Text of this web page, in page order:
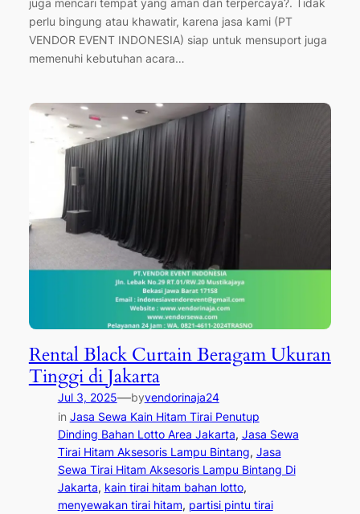
juga mencari tempat yang aman dan terpercaya?. Tidak
perlu bingung atau khawatir, karena jasa kami (PT
VENDOR EVENT INDONESIA) siap untuk mensuport juga
memenuhi kebutuhan acara…
Rental Black Curtain Beragam Ukuran
Tinggi di Jakarta
Jul 3, 2025—byvendorinaja24
in Jasa Sewa Kain Hitam Tirai Penutup
Dinding Bahan Lotto Area Jakarta, Jasa Sewa
Tirai Hitam Aksesoris Lampu Bintang, Jasa
Sewa Tirai Hitam Aksesoris Lampu Bintang Di
Jakarta, kain tirai hitam bahan lotto
menyewakan tirai hitam, partisi pintu tirai